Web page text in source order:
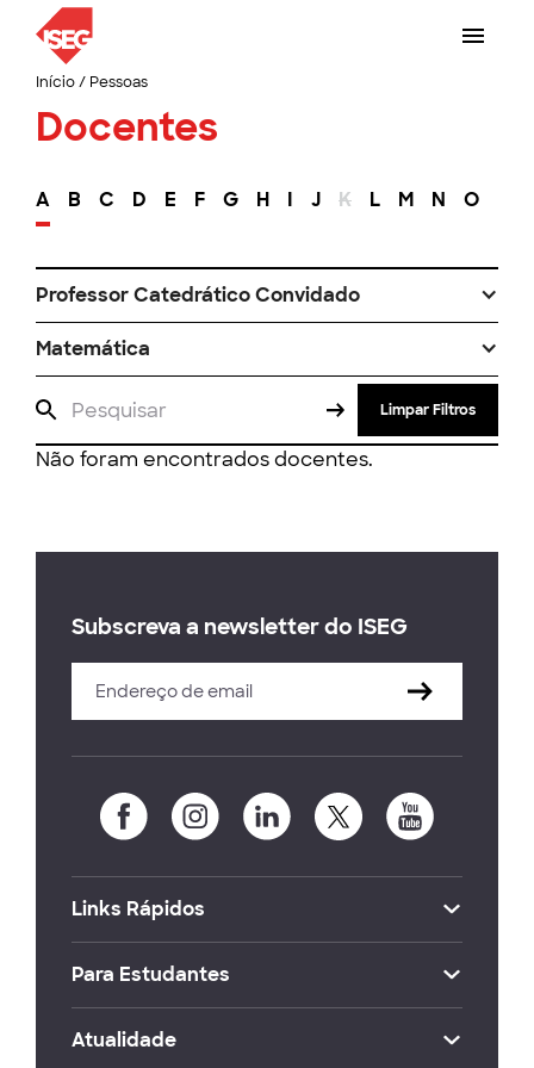
Início/ Pessoas
Docentes
A B C D E F G H I J K L M N O
Professor Catedrático Convidado
Matemática
Limpar Filtros
Não foram encontrados docentes.
Subscreva a newsletter do ISEG
Links Rápidos
Para Estudantes
Atualidade